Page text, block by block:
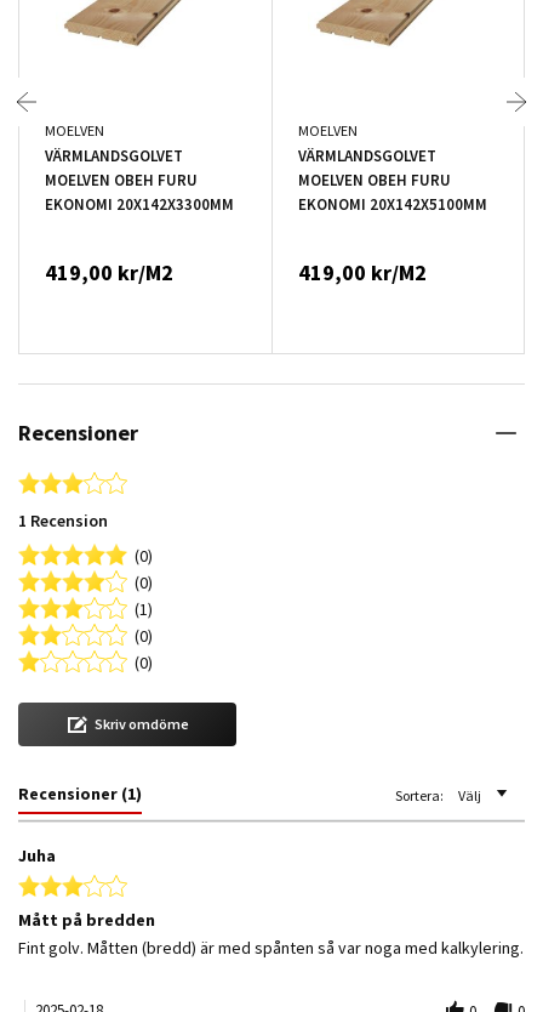
MOELVEN
VÄRMLANDSGOLVET
MOELVEN OBEH FURU
EKONOMI 20X142X3300MM
419,00 kr/M2
MOELVEN
VÄRMLANDSGOLVET
MOELVEN OBEH FURU
EKONOMI 20X142X5100MM
419,00 kr/M2
Recensioner
3.0 star rating
1 Recension
(0)
(0)
(1)
(0)
(0)
Skriv omdöme
Recensioner (1) Sortera: Välj
Juha
3.0 star rating
Mått på bredden
Review by Juha on 18 Feb 2025
review stating Mått på bredden
Fint golv. Måtten (bredd) är med spånten så var noga med kalkylering.